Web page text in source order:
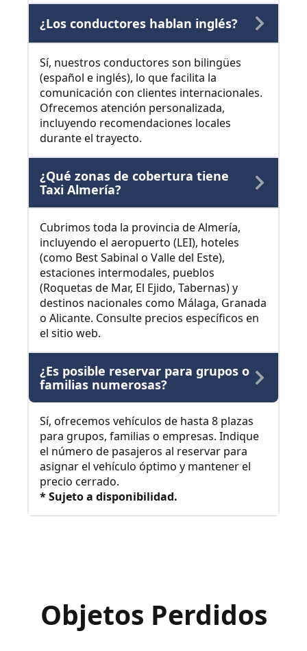
¿Los conductores hablan inglés?
Sí, nuestros conductores son bilingües
(español e inglés), lo que facilita la
comunicación con clientes internacionales.
Ofrecemos atención personalizada,
incluyendo recomendaciones locales
durante el trayecto.
¿Qué zonas de cobertura tiene
Taxi Almería?
Cubrimos toda la provincia de Almería,
incluyendo el aeropuerto (LEI), hoteles
(como Best Sabinal o Valle del Este),
estaciones intermodales, pueblos
(Roquetas de Mar, El Ejido, Tabernas) y
destinos nacionales como Málaga, Granada
o Alicante. Consulte precios específicos en
el sitio web.
¿Es posible reservar para grupos o
familias numerosas?
Sí, ofrecemos vehículos de hasta 8 plazas
para grupos, familias o empresas. Indique
el número de pasajeros al reservar para
asignar el vehículo óptimo y mantener el
precio cerrado.
* Sujeto a disponibilidad.
Objetos Perdidos